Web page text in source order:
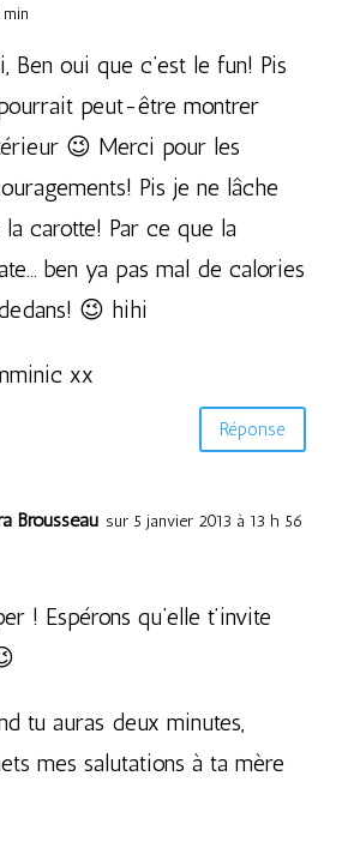
Ben oui que c’est le fun! Pis
peut-être montrer
😉 Merci pour les
Pis je ne lâche
la carotte! Par ce que la
ben ya pas mal de calories
😉 hihi
xx
Réponse
Brousseau sur 5 janvier 2013 à 13 h 56
! Espérons qu’elle t’invite
tu auras deux minutes,
mes salutations à ta mère